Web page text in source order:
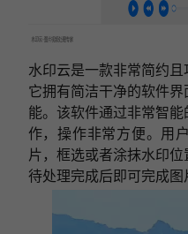
水印云是一款非常简约且
它拥有简洁干净的软件
能。该软件通过非常智
作，操作非常方便。用
片，框选或者涂抹水印
待处理完成后即可完成图